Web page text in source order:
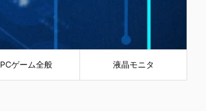
PCゲーム全般 液晶モニタ